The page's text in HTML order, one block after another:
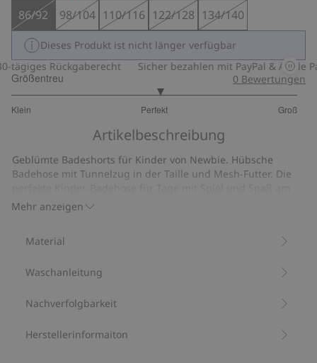
86/92 98/104 110/116 122/128 134/140
Dieses Produkt ist nicht länger verfügbar
Rückgaberecht
Sicher bezahlen mit PayPal & Apple Pay
Größentreu
Klein Perfekt Groß
von
27
Bewertungen
0 Bewertungen
Artikelbeschreibung
Mehr anzeigen
Geblümte Badeshorts für Kinder von Newbie. Hübsche
Badehose mit Tunnelzug in der Taille und Mesh-Futter. Die
Strand. Das passende Modell ist auch für die Mama und
Geschwister erhältlich.
Artikelnummer
Material
Waschanleitung
Nachverfolgbarkeit
Herstellerinformaiton